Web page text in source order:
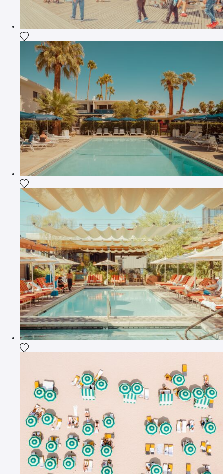
Ajouter la photographie à ma wishlist
Ajouter la photographie à ma wishlist